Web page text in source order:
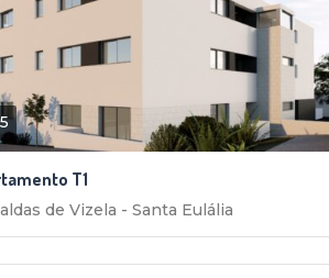
5
T1
de Vizela - Santa Eulália